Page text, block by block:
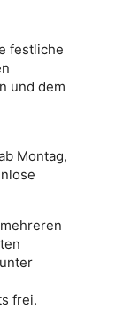
festliche
und dem
Montag,
frei.